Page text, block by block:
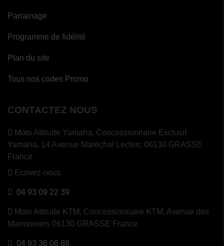
Parrainage
Programme de fidélité
Plan du site
Tous nos codes Promo
CONTACTEZ NOUS
Moto Attitude Yamaha, Concessionnaire Exclusif
Yamaha, 14 Avenue Maréchal Leclerc 06130 GRASSE
France
Ecrivez-nous
04 93 09 22 39
Moto Attitude KTM, Concessionnaire KTM, Avenue des
Marronniers 06130 GRASSE France
04 93 36 06 88